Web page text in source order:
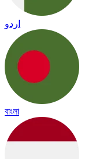
اردو
বাংলা